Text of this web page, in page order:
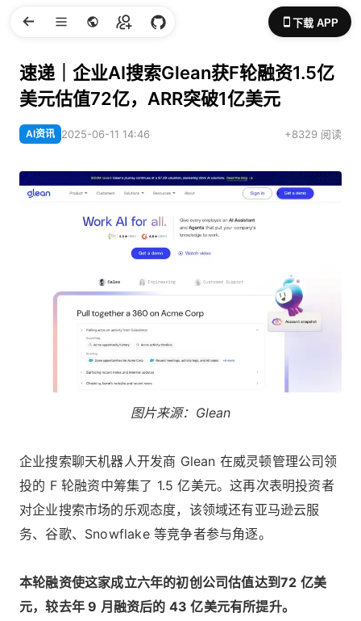
下载 APP
速递｜企业AI搜索Glean获F轮融资1.5亿
美元估值72亿，ARR突破1亿美元
AI资讯 2025-06-11 14:46 +8329 阅读
图片来源：Glean
企业搜索聊天机器人开发商 Glean 在威灵顿管理公司领
投的 F 轮融资中筹集了 1.5 亿美元。这再次表明投资者
对企业搜索市场的乐观态度，该领域还有亚马逊云服
务、谷歌、Snowflake 等竞争者参与角逐。
本轮融资使这家成立六年的初创公司估值达到72 亿美
元，较去年 9 月融资后的 43 亿美元有所提升。